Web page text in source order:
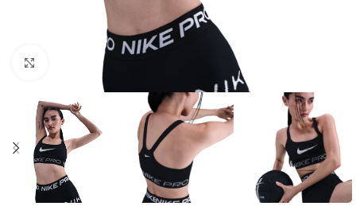
Amplía la Imagen